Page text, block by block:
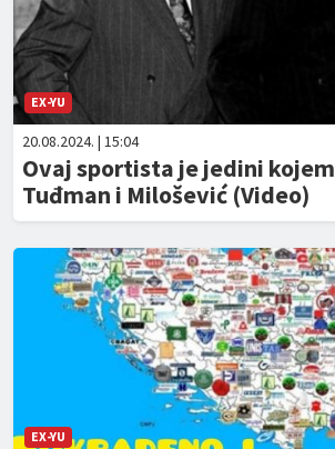
EX-YU
20.08.2024. | 15:04
Ovaj sportista je jedini
Tuđman i Milošević (Video)
EX-YU